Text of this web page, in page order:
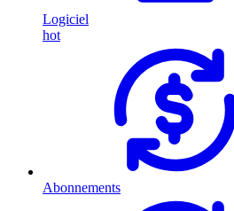
Logiciel
hot
Abonnements